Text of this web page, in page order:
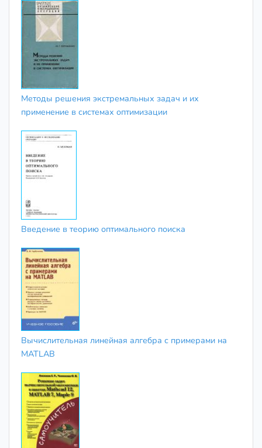
Методы решения экстремальных задач и их
применение в системах оптимизации
Введение в теорию оптимального поиска
Вычислительная линейная алгебра с примерами на
MATLAB